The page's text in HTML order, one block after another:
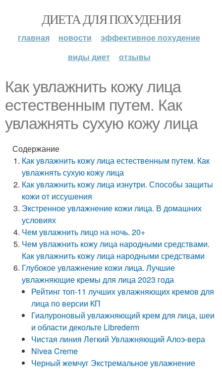
ДИЕТА ДЛЯ ПОХУДЕНИЯ
главная новости
эффективное похудение
виды диет
отзывы
Как увлажнить кожу лица
естественным путем. Как
увлажнять сухую кожу лица
Содержание
Как увлажнить кожу лица естественным путем. Как
увлажнять сухую кожу лица
Как увлажнить кожу лица изнутри. Способы защиты
кожи от иссушения
Экстренное увлажнение кожи лица. В домашних
условиях
Чем увлажнить лицо на ночь. 20+
Чем увлажнить кожу лица народными средствами.
Как увлажнить кожу лица народными средствами
Глубокое увлажнение кожи лица. Лучшие
увлажняющие кремы для лица 2023 года
Рейтинг топ-11 лучших увлажняющих кремов для
лица по версии КП
Гиалуроновый увлажняющий крем для лица, шеи
и области декольте Librederm
Чистая линия Легкий Увлажняющий Алоэ-вера
Nivea Creme
Черный жемчуг Экстремальное увлажнение